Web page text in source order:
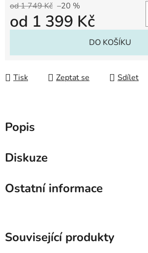
od 1 749 Kč –20 %
od 1 399 Kč
DO KOŠÍKU
Tisk Zeptat se Sdílet
Popis
Diskuze
Ostatní informace
Související produkty